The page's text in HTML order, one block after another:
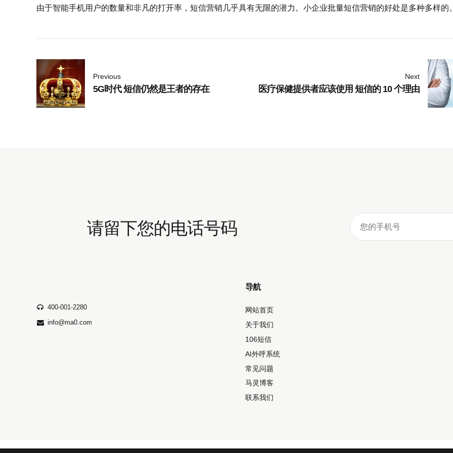
由于智能手机用户的数量和非凡的打开率，短信营销几乎具有无限的潜力。小企业批量短信营销的好处是多种多样的
Previous
5G时代 短信仍然是王者的存在
Next
医疗保健提供者应该使用 短信的 10 个理由
请留下您的电话号码
400-001-2280
info@ma0.com
导航
网站首页
关于我们
106短信
AI外呼系统
常见问题
马灵博客
联系我们